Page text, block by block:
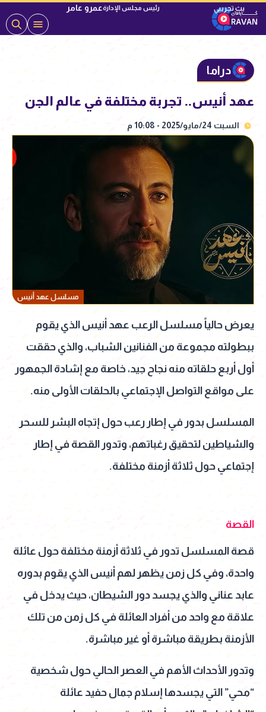
رئيس مجلس الإدارةعمرو عامر
دراما
عهد أنيس.. تجربة مختلفة في عالم الجن
السبت 24/مايو/2025 - 10:08 م
مسلسل عهد أنيس
يعرض حالياً مسلسل الرعب عهد أنيس الذي يقوم
ببطولته مجموعة من الفنانين الشباب، والذي حققت
أول أربع حلقاته منه نجاح جيد، خاصة مع إشادة الجمهور
على مواقع التواصل الإجتماعي بالحلقات الأولى منه.
المسلسل بدور في إطار رعب حول إتجاه البشر للسحر
والشياطين لتحقيق رغباتهم، وتدور القصة في إطار
إجتماعي حول ثلاثة أزمنة مختلفة.
القصة
قصة المسلسل تدور في ثلاثة أزمنة مختلفة حول عائلة
واحدة، وفي كل زمن يظهر لهم أنيس الذي يقوم بدوره
عابد عناني والذي يجسد دور الشيطان، حيث يدخل في
علاقة مع واحد من أفراد العائلة في كل زمن من تلك
الأزمنة بطريقة مباشرة أو غير مباشرة.
وتدور الأحداث الأهم في العصر الحالي حول شخصية
“محي” التي يجسدها إسلام جمال حفيد عائلة